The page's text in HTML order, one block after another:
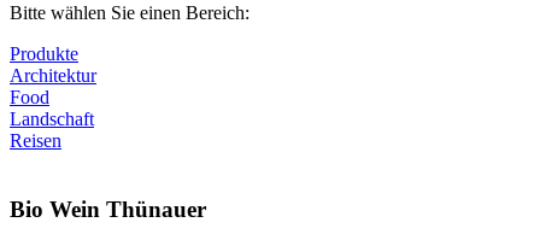
Bitte wählen Sie einen Bereich:
Produkte
Architektur
Food
Landschaft
Reisen
Bio Wein Thünauer